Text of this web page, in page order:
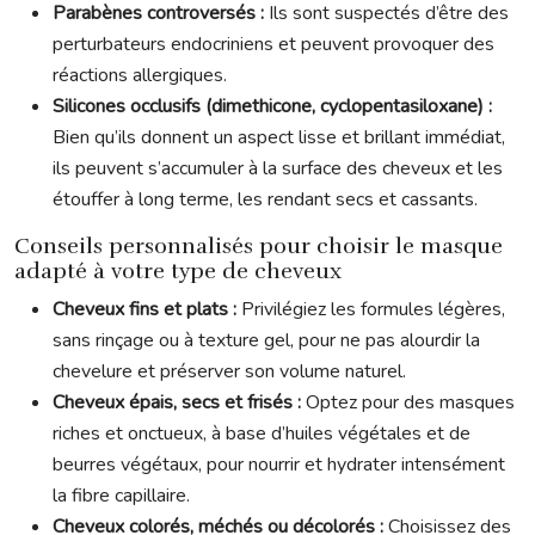
Parabènes controversés : Ils sont suspectés d’être des
perturbateurs endocriniens et peuvent provoquer des
réactions allergiques.
Silicones occlusifs (dimethicone, cyclopentasiloxane) :
Bien qu’ils donnent un aspect lisse et brillant immédiat,
ils peuvent s’accumuler à la surface des cheveux et les
étouffer à long terme, les rendant secs et cassants.
Conseils personnalisés pour choisir le masque
adapté à votre type de cheveux
Cheveux fins et plats : Privilégiez les formules légères,
sans rinçage ou à texture gel, pour ne pas alourdir la
chevelure et préserver son volume naturel.
Cheveux épais, secs et frisés :Optez pour des masques
riches et onctueux, à base d’huiles végétales et de
beurres végétaux, pour nourrir et hydrater intensément
la fibre capillaire.
Cheveux colorés, méchés ou décolorés :Choisissez des